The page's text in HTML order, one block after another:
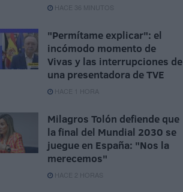
HACE 36 MINUTOS
"Permítame explicar": el
incómodo momento de
Vivas y las interrupciones de
una presentadora de TVE
HACE 1 HORA
Milagros Tolón defiende que
la final del Mundial 2030 se
juegue en España: "Nos la
merecemos"
HACE 2 HORAS